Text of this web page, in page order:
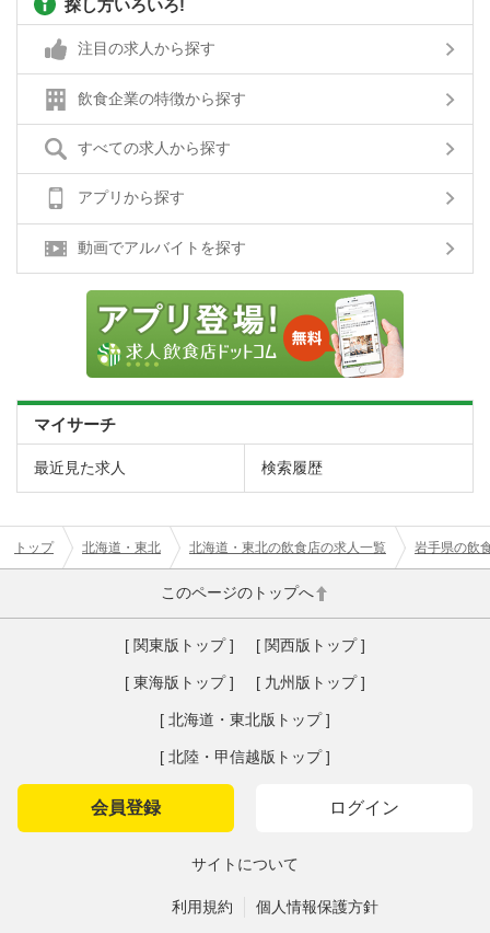
探し方いろいろ!
注目の求人から探す
飲食企業の特徴から探す
すべての求人から探す
アプリから探す
動画でアルバイトを探す
マイサーチ
最近見た求人 検索履歴
トップ 北海道・東北 北海道・東北の飲食店の求人一覧 岩手県の飲
このページのトップへ
[ 関東版トップ ] [ 関西版トップ ]
[ 東海版トップ ] [ 九州版トップ ]
[ 北海道・東北版トップ ]
[ 北陸・甲信越版トップ ]
会員登録 ログイン
サイトについて
利用規約 個人情報保護方針